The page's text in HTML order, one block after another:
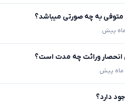
متوفی به چه صورتی میباشد؟
انحصار وراثت چه مدت است؟
دارد؟